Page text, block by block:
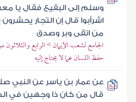
وسلم إلى البقيع فقال يا
اشرأبوا قال إن التجار يحشرون
من اتقى وبر وصدق
الجامع لشعب الإيمان > الرابع
حفظ اللسان عما لا يحتاج إليه
عن عمار بن ياسر عن النبي
قال من كان ذا وجهين في